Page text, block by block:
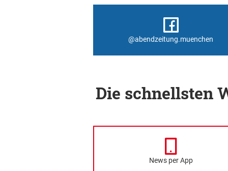
@abendzeitung.muenchen
Die schnellsten
News per App